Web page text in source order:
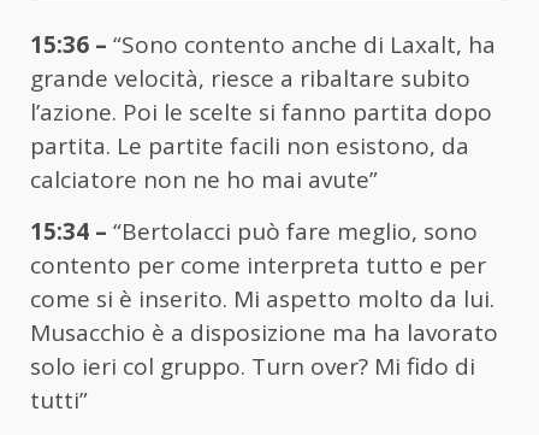
15:36 – “Sono contento anche di Laxalt, ha
grande velocità, riesce a ribaltare subito
l’azione. Poi le scelte si fanno partita dopo
partita. Le partite facili non esistono, da
calciatore non ne ho mai avute”
15:34 – “Bertolacci può fare meglio, sono
contento per come interpreta tutto e per
come si è inserito. Mi aspetto molto da lui.
Musacchio è a disposizione ma ha lavorato
solo ieri col gruppo. Turn over? Mi fido di
tutti”